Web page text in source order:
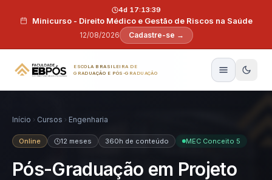
Minicurso - Direito Médico e Gestão de Riscos na Saúde
12/08/2026
4d 17:13:38
Cadastre-se →
ESCOLA BRASILEIRA DE
GRADUAÇÃO E PÓS-GRADUAÇÃO
Início Cursos Engenharia
Online 12 meses 360h de conteúdo MEC Conceito 5
Pós-Graduação em Projeto